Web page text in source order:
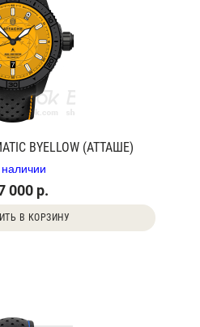
BYELLOW (АТТАШЕ)
000 р.
В КОРЗИНУ